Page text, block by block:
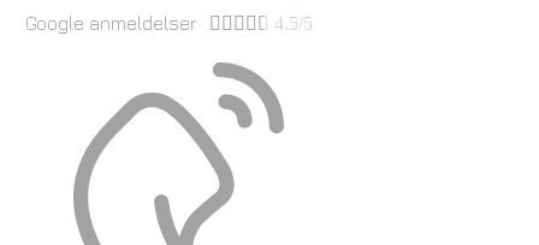
Google anmeldelser      4.5/5